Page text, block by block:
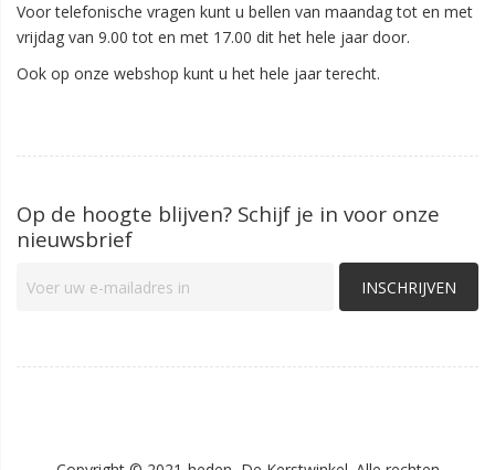
Voor telefonische vragen kunt u bellen van maandag tot en met
vrijdag van 9.00 tot en met 17.00 dit het hele jaar door.
Ook op onze webshop kunt u het hele jaar terecht.
Op de hoogte blijven? Schijf je in voor onze
nieuwsbrief
INSCHRIJVEN